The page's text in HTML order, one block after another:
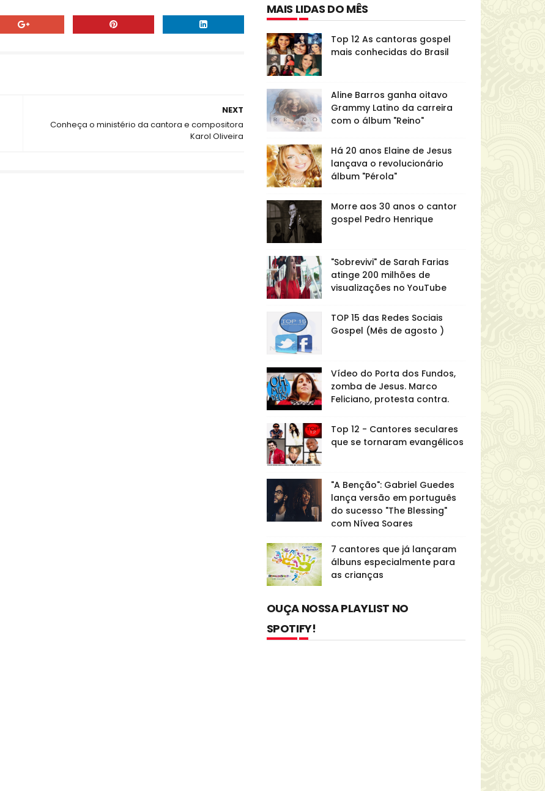
NEXT
Conheça o ministério da cantora e compositora
Karol Oliveira
MAIS LIDAS DO MÊS
Top 12 As cantoras gospel
mais conhecidas do Brasil
Aline Barros ganha oitavo
Grammy Latino da carreira
com o álbum "Reino"
Há 20 anos Elaine de Jesus
lançava o revolucionário
álbum "Pérola"
Morre aos 30 anos o cantor
gospel Pedro Henrique
"Sobrevivi" de Sarah Farias
atinge 200 milhões de
visualizações no YouTube
TOP 15 das Redes Sociais
Gospel (Mês de agosto )
Vídeo do Porta dos Fundos,
zomba de Jesus. Marco
Feliciano, protesta contra.
Top 12 - Cantores seculares
que se tornaram evangélicos
"A Benção": Gabriel Guedes
lança versão em português
do sucesso "The Blessing"
com Nívea Soares
7 cantores que já lançaram
álbuns especialmente para
as crianças
OUÇA NOSSA PLAYLIST NO
SPOTIFY!